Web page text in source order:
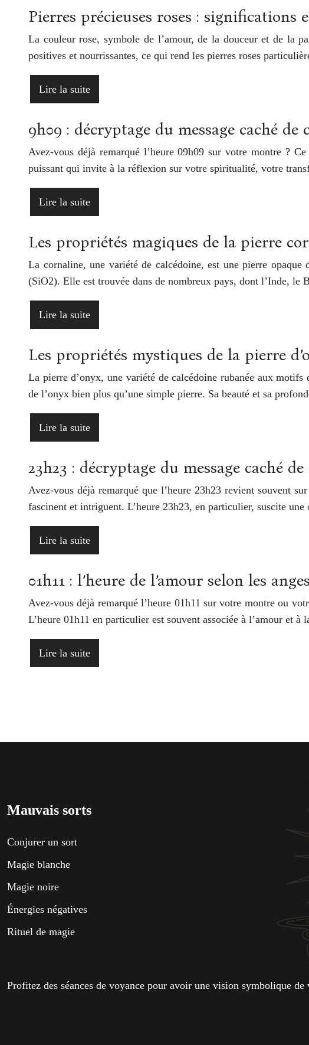
Pierres précieuses roses : significations
La couleur rose, symbole de l’amour, de la douceur et de la
positives et nourrissantes, ce qui rend les pierres roses
Lire la suite
9h09 : décryptage du message caché
Avez-vous déjà remarqué l’heure 09h09 sur votre montre ?
puissant qui invite à la réflexion sur votre spiritualité, votre
Lire la suite
Les propriétés magiques de la pierre
La cornaline, une variété de calcédoine, est une pierre
(SiO2). Elle est trouvée dans de nombreux pays, dont l’Inde, le
Lire la suite
Les propriétés mystiques de la pierre
La pierre d’onyx, une variété de calcédoine rubanée aux
de l’onyx bien plus qu’une simple pierre. Sa beauté et sa
Lire la suite
23h23 : décryptage du message caché
Avez-vous déjà remarqué que l’heure 23h23 revient souvent
fascinent et intriguent. L’heure 23h23, en particulier, suscite
Lire la suite
01h11 : l’heure de l’amour selon les anges
Avez-vous déjà remarqué l’heure 01h11 sur votre montre ou
L’heure 01h11 en particulier est souvent associée à l’amour et à
Lire la suite
Mauvais sorts
Conjurer un sort
Magie blanche
Magie noire
Énergies négatives
Rituel de magie
Profitez des séances de voyance pour avoir une vision symbolique